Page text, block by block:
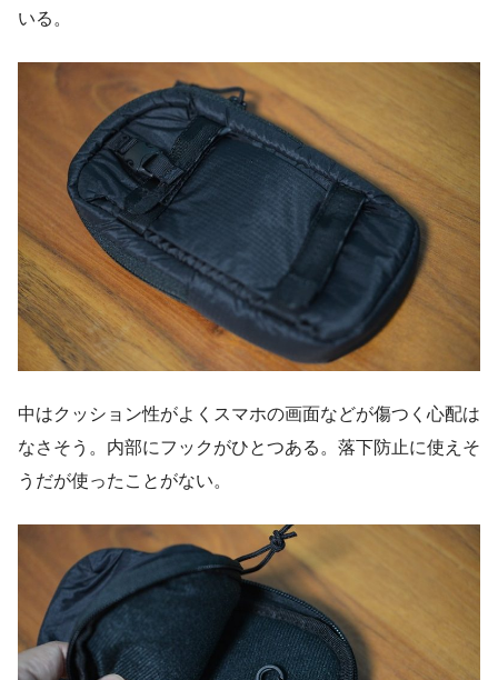
いる。
中はクッション性がよくスマホの画面などが傷つく心配は
なさそう。内部にフックがひとつある。落下防止に使えそ
うだが使ったことがない。